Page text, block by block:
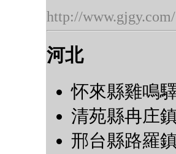
http://www.gjgy.com/
河北
怀來縣雞鳴
清苑縣冉庄
邢台縣路羅